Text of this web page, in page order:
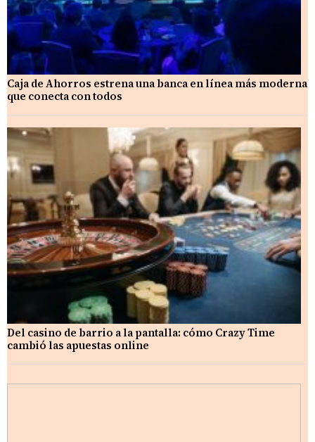
Caja de Ahorros estrena una banca en línea más moderna
que conecta con todos
Del casino de barrio a la pantalla: cómo Crazy Time
cambió las apuestas online